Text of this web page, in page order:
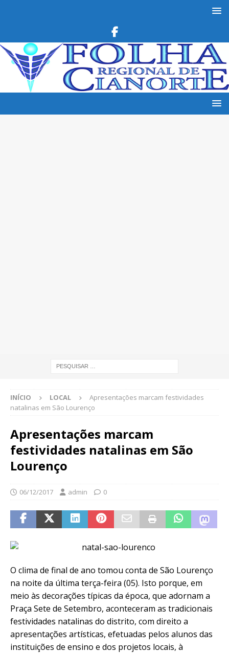
INÍCIO LOCAL
Apresentações marcam festividades
natalinas em São Lourenço
Apresentações marcam
festividades natalinas em São
Lourenço
06/12/2017 admin 0
O clima de final de ano tomou conta de São Lourenço
na noite da última terça-feira (05). Isto porque, em
meio às decorações típicas da época, que adornam a
Praça Sete de Setembro, aconteceram as tradicionais
festividades natalinas do distrito, com direito a
apresentações artísticas, efetuadas pelos alunos das
instituições de ensino e dos projetos locais, à